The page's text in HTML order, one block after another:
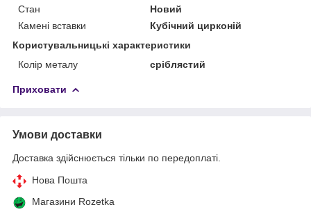
Стан
Новий
Камені вставки
Кубічний цирконій
Користувальницькі характеристики
Колір металу
сріблястий
Приховати
Умови доставки
Доставка здійснюється тільки по передоплаті.
Нова Пошта
Магазини Rozetka